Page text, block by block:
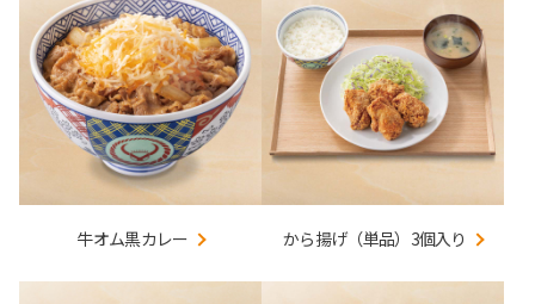
牛オム黒カレー から揚げ（単品）3個入り